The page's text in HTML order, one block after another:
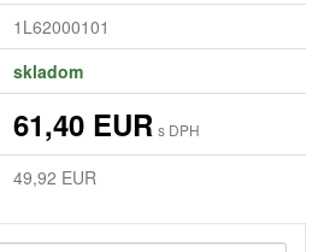
1L62000101
skladom
61,40 EUR s DPH
49,92 EUR